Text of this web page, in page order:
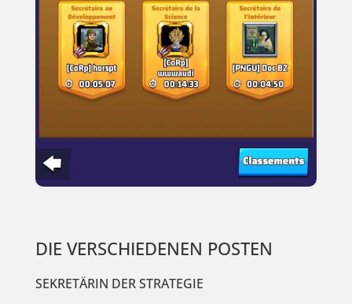
DIE VERSCHIEDENEN POSTEN
SEKRETÄRIN DER STRATEGIE